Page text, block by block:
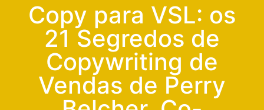
Copy para VSL: os
21 Segredos de
Copywriting de
Vendas de Perry